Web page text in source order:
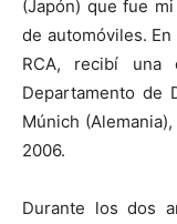
(Japón) que fue
de automóviles.
RCA, recibí una
Departamento de
Múnich
2006.
Durante los dos